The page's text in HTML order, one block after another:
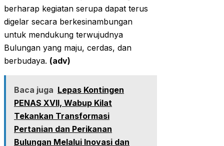
berharap kegiatan serupa dapat terus
digelar secara berkesinambungan
untuk mendukung terwujudnya
Bulungan yang maju, cerdas, dan
berbudaya. (adv)
Baca juga Lepas Kontingen
PENAS XVII, Wabup Kilat
Tekankan Transformasi
Pertanian dan Perikanan
Bulungan Melalui Inovasi dan